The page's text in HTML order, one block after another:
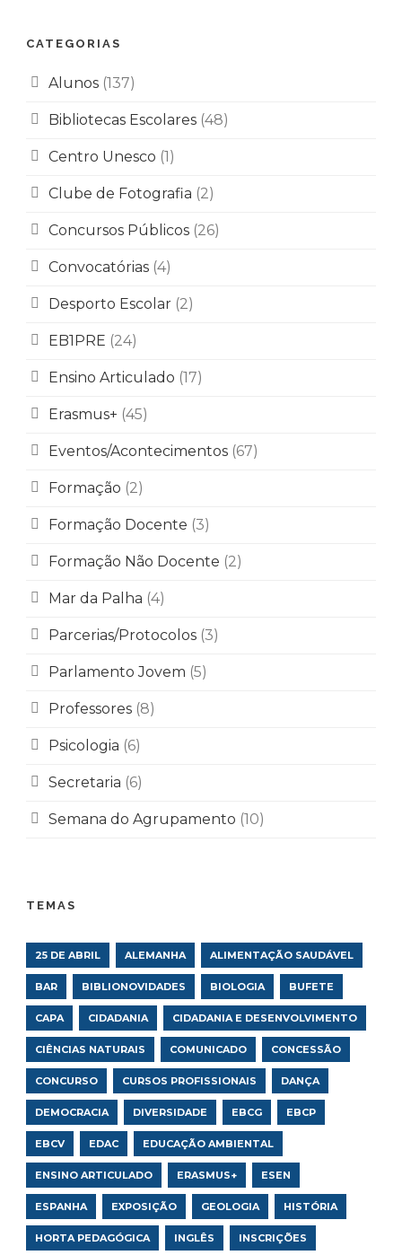
CATEGORIAS
Alunos (137)
Bibliotecas Escolares (48)
Centro Unesco (1)
Clube de Fotografia (2)
Concursos Públicos (26)
Convocatórias (4)
Desporto Escolar (2)
EB1PRE (24)
Ensino Articulado (17)
Erasmus+ (45)
Eventos/Acontecimentos (67)
Formação (2)
Formação Docente (3)
Formação Não Docente (2)
Mar da Palha (4)
Parcerias/Protocolos (3)
Parlamento Jovem (5)
Professores (8)
Psicologia (6)
Secretaria (6)
Semana do Agrupamento (10)
TEMAS
25 DE ABRIL ALEMANHA ALIMENTAÇÃO SAUDÁVEL
BAR BIBLIONOVIDADES BIOLOGIA BUFETE
CAPA CIDADANIA CIDADANIA E DESENVOLVIMENTO
CIÊNCIAS NATURAIS COMUNICADO CONCESSÃO
CONCURSO CURSOS PROFISSIONAIS DANÇA
DEMOCRACIA DIVERSIDADE EBCG EBCP
EBCV EDAC EDUCAÇÃO AMBIENTAL
ENSINO ARTICULADO ERASMUS+ ESEN
ESPANHA EXPOSIÇÃO GEOLOGIA HISTÓRIA
HORTA PEDAGÓGICA INGLÊS INSCRIÇÕES